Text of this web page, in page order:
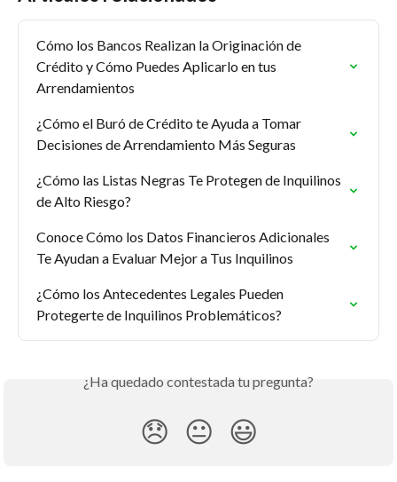
Cómo los Bancos Realizan la Originación de
Crédito y Cómo Puedes Aplicarlo en tus
Arrendamientos
¿Cómo el Buró de Crédito te Ayuda a Tomar
Decisiones de Arrendamiento Más Seguras
¿Cómo las Listas Negras Te Protegen de Inquilinos
de Alto Riesgo?
Conoce Cómo los Datos Financieros Adicionales
Te Ayudan a Evaluar Mejor a Tus Inquilinos
¿Cómo los Antecedentes Legales Pueden
Protegerte de Inquilinos Problemáticos?
¿Ha quedado contestada tu pregunta?
😞 😐 😃